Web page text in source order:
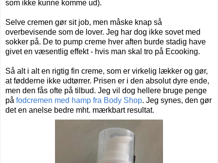
som ikke kunne komme ud).
Selve cremen gør sit job, men måske knap så
overbevisende som de lover. Jeg har dog ikke sovet med
sokker på. De to pump creme hver aften burde stadig have
givet en væsentlig effekt - hvis man skal tro på Ecooking.
Så alt i alt en rigtig fin creme, som er virkelig lækker og gør,
at fødderne ikke udtørrer. Prisen er i den absolut dyre ende,
men den fås ofte på tilbud. Jeg vil dog hellere bruge penge
på fodcremen med hamp fra Body Shop. Jeg synes, den gør
det en anelse bedre mht. mærkbart resultat.